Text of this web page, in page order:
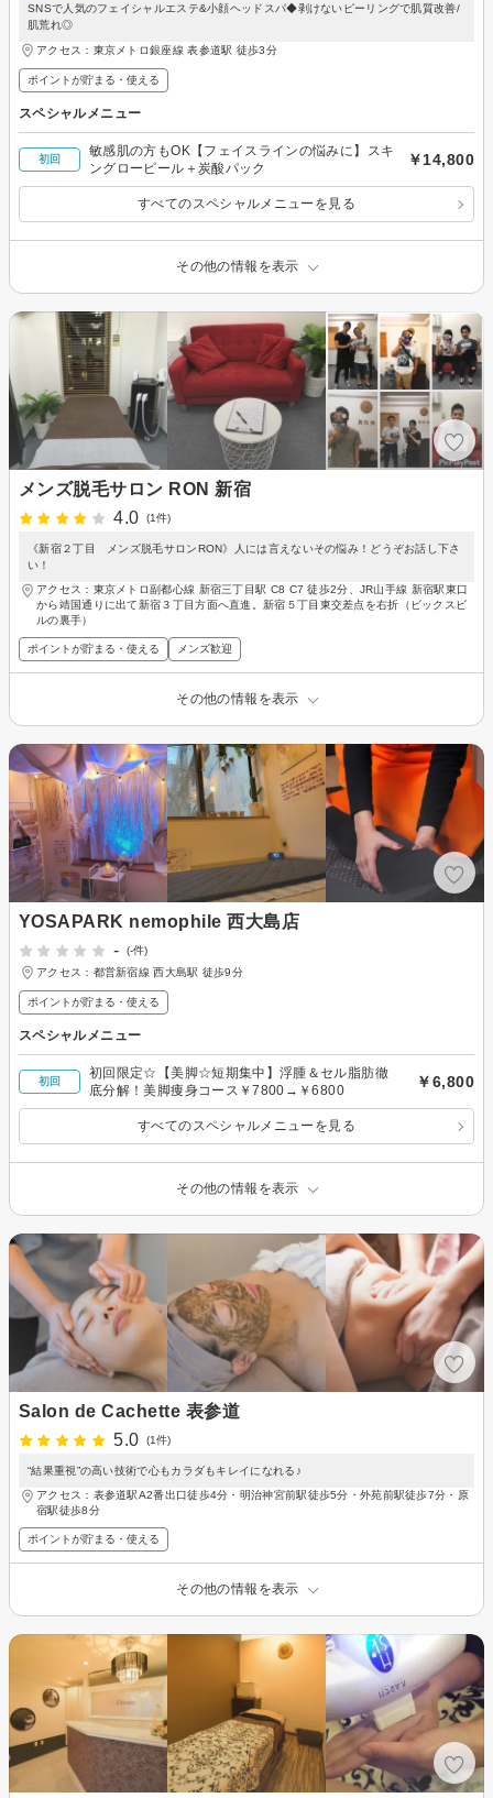
SNSで人気のフェイシャルエステ&小顔ヘッドスパ◆剥けないピーリングで肌質改善/
肌荒れ◎
アクセス：東京メトロ銀座線 表参道駅 徒歩3分
ポイントが貯まる・使える
スペシャルメニュー
初回
敏感肌の方もOK【フェイスラインの悩みに】スキ
ングローピール＋炭酸パック
￥14,800
すべてのスペシャルメニューを見る
その他の情報を表示
メンズ脱毛サロン RON 新宿
4.0
(1件)
《新宿２丁目 メンズ脱毛サロンRON》人には言えないその悩み！どうぞお話し下さ
い！
アクセス：東京メトロ副都心線 新宿三丁目駅 C8 C7 徒歩2分、JR山手線 新宿駅東口
から靖国通りに出て新宿３丁目方面へ直進。新宿５丁目東交差点を右折（ビックスビ
ルの裏手）
ポイントが貯まる・使える メンズ歓迎
その他の情報を表示
YOSAPARK nemophile 西大島店
-
(-件)
アクセス：都営新宿線 西大島駅 徒歩9分
ポイントが貯まる・使える
スペシャルメニュー
初回
初回限定☆【美脚☆短期集中】浮腫＆セル脂肪徹
底分解！美脚痩身コース￥7800→￥6800
￥6,800
すべてのスペシャルメニューを見る
その他の情報を表示
Salon de Cachette 表参道
5.0
(1件)
“結果重視”の高い技術で心もカラダもキレイになれる♪
アクセス：表参道駅A2番出口徒歩4分・明治神宮前駅徒歩5分・外苑前駅徒歩7分・原
宿駅徒歩8分
ポイントが貯まる・使える
その他の情報を表示